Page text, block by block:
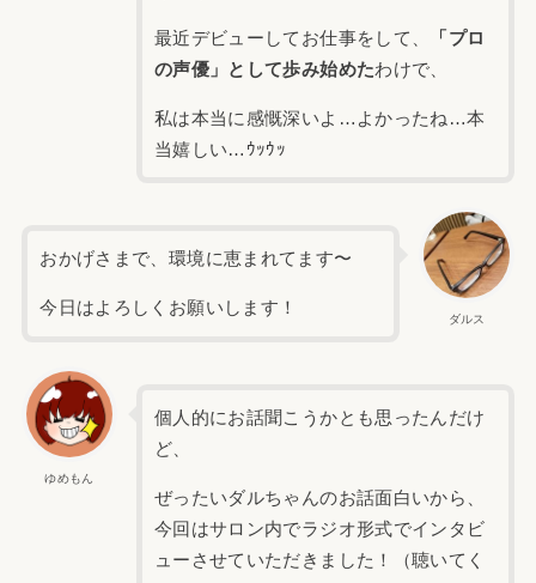
最近デビューしてお仕事をして、
「プロ
の声優」として歩み始めたわけで、
私は本当に感慨深いよ…よかったね…本
当嬉しい…ｳｯｳｯ
ダルス
おかげさまで、環境に恵まれてます〜
今日はよろしくお願いします！
ゆめもん
個人的にお話聞こうかとも思ったんだけ
ど、
ぜったいダルちゃんのお話面白いから、
今回はサロン内でラジオ形式でインタビ
ューさせていただきました！（聴いてく